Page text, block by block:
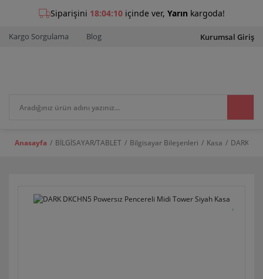
Kargo Sorgulama Blog Kurumsal Giriş
Anasayfa BİLGİSAYAR/TABLET Bilgisayar Bileşenleri Kasa DARK